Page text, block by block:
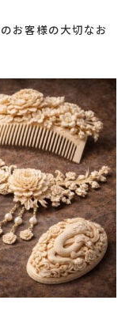
お客様の大切なお